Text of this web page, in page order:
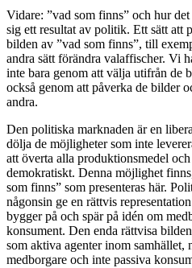
Vidare: ”vad som finns” och hur
sig ett resultat av politik. Ett sätt att
bilden av ”vad som finns”, till
andra sätt förändra valaffischer. Vi
inte bara genom att välja utifrån de
också genom att påverka de bilder
andra.
Den politiska marknaden är en
dölja de möjligheter som inte
att överta alla produktionsmedel
demokratiskt. Denna möjlighet
som finns” som presenteras här.
någonsin ge en rättvis
bygger på och spär på idén om
konsument. Den enda rättvisa
som aktiva agenter inom samhället,
medborgare och inte passiva